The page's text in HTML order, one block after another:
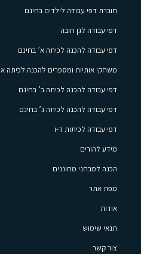
חוברת דפי עבודה לילדים בחינם
דפי עבודה לגן חובה
דפי עבודה להכנה לכיתה א’ בחינם
משחקי אותיות ומספרים להכנה לכיתה א
דפי עבודה להכנה לכיתה ב’ בחינם
דפי עבודה להכנה לכיתה ג’ בחינם
דפי עבודה לכיתות ד-ו
מידע להורים
הכנה למבחני מחוננים
מפת אתר
אודות
תנאי שימוש
צור קשר